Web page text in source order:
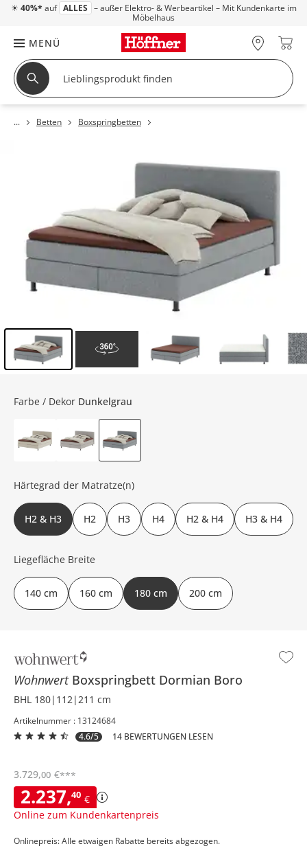
☀ 40%* auf ALLES – außer Elektro- & Werbeartikel – Mit Kundenkarte im
Möbelhaus
MENÜ
Betten Boxspringbetten
Wohnwert Boxspringbett Dormian Boro
BHL 180|112|211 cm
Artikelnummer : 13124684
4.6/5
14 BEWERTUNGEN LESEN
2.237,40 €
Online zum Kundenkartenpreis
3.729,00 €***
Onlinepreis: Alle etwaigen Rabatte bereits abgezogen.
Farbe / Dekor Dunkelgrau
Härtegrad der Matratze(n)
H2 & H3 H2 H3 H4 H2 & H4 H3 & H4
Liegefläche Breite
140 cm 160 cm 180 cm 200 cm